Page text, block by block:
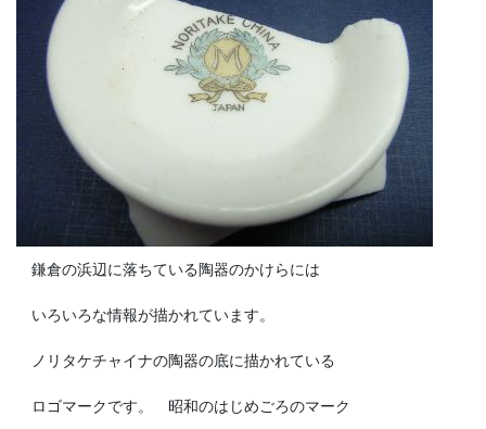
鎌倉の浜辺に落ちている陶器のかけらには
いろいろな情報が描かれています。
ノリタケチャイナの陶器の底に描かれている
ロゴマークです。 昭和のはじめごろのマーク